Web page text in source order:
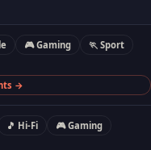
🎮 Gaming
🏃 Sport
→
🎵 Hi-Fi
🎮 Gaming